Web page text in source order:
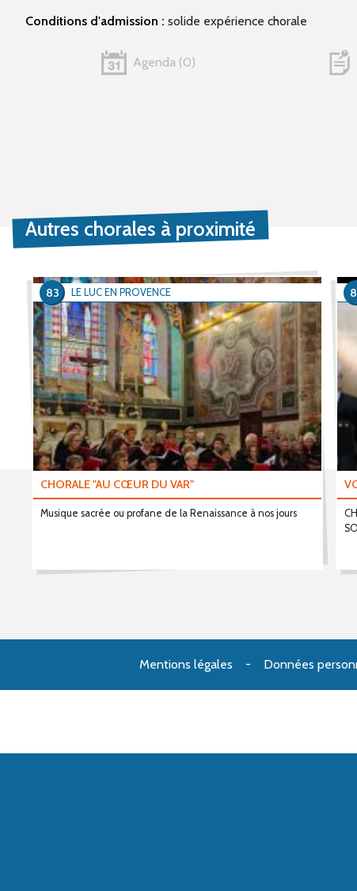
Conditions d'admission : solide expérience chorale
Agenda 0
Autres chorales à proximité
CHORALE "AU CŒUR DU VAR"
Musique sacrée ou profane de la Renaissance à nos jours
LE LUC EN PROVENCE
83
Mentions légales Données